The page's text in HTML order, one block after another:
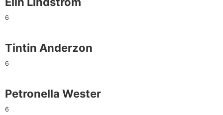
6
Tintin Anderzon
6
Petronella Wester
6